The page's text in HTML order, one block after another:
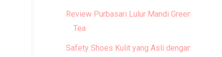
Review Purbasari Lulur Mandi Green
Tea
Safety Shoes Kulit yang Asli dengan